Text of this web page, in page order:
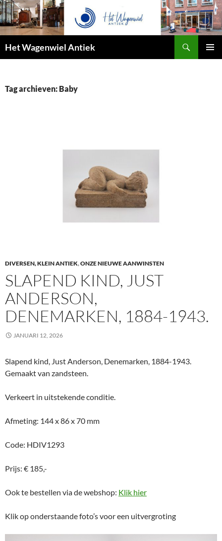
Het Wagenwiel Antiek
Tag archieven: Baby
DIVERSEN, KLEIN ANTIEK,ONZE NIEUWE AANWINSTEN
SLAPEND KIND, JUST
ANDERSON,
DENEMARKEN, 1884-1943.
JANUARI 12, 2026
Slapend kind, Just Anderson, Denemarken, 1884-1943.
Gemaakt van zandsteen.
Verkeert in uitstekende conditie.
Afmeting: 144 x 86 x 70 mm
Code: HDIV1293
Prijs: € 185,-
Ook te bestellen via de webshop: Klik hier
Klik op onderstaande foto’s voor een uitvergroting